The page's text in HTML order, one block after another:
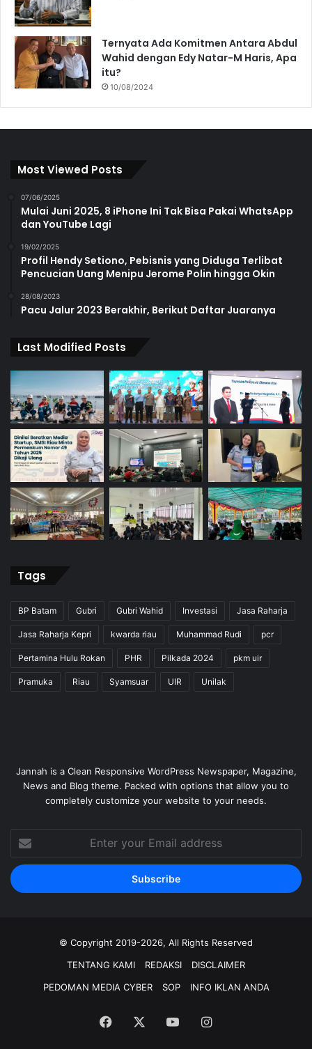
Ternyata Ada Komitmen Antara Abdul
Wahid dengan Edy Natar-M Haris, Apa
itu?
10/08/2024
Most Viewed Posts
07/06/2025
Mulai Juni 2025, 8 iPhone Ini Tak Bisa Pakai WhatsApp
dan YouTube Lagi
19/02/2025
Profil Hendy Setiono, Pebisnis yang Diduga Terlibat
Pencucian Uang Menipu Jerome Polin hingga Okin
28/08/2023
Pacu Jalur 2023 Berakhir, Berikut Daftar Juaranya
Last Modified Posts
Tags
BP Batam Gubri Gubri Wahid Investasi Jasa Raharja
Jasa Raharja Kepri kwarda riau Muhammad Rudi pcr
Pertamina Hulu Rokan PHR Pilkada 2024 pkm uir
Pramuka Riau Syamsuar UIR Unilak
Jannah is a Clean Responsive WordPress Newspaper, Magazine,
News and Blog theme. Packed with options that allow you to
completely customize your website to your needs.
your
Email
address
© Copyright 2019-2026, All Rights Reserved
TENTANG KAMI
REDAKSI
DISCLAIMER
PEDOMAN MEDIA CYBER
SOP INFO IKLAN ANDA
Facebook YouTubeInstagram